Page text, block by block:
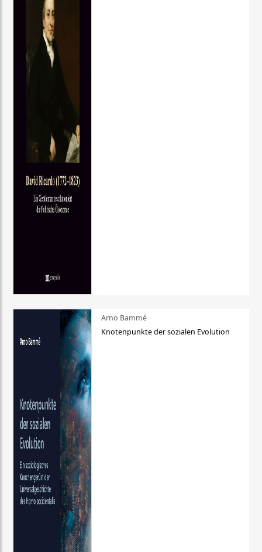
Arno Bammé
Knotenpunkte der sozialen Evolution